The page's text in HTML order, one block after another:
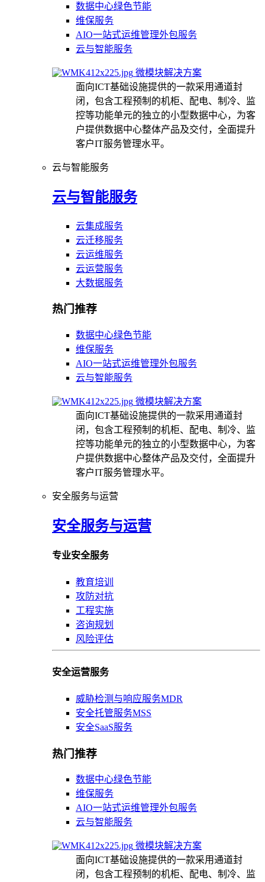
数据中心绿色节能
维保服务
AIO一站式运维管理外包服务
云与智能服务
微模块解决方案
面向ICT基础设施提供的一款采用通道封
闭，包含工程预制的机柜、配电、制冷、监
控等功能单元的独立的小型数据中心，为客
户提供数据中心整体产品及交付，全面提升
客户IT服务管理水平。
云与智能服务
云与智能服务
云集成服务
云迁移服务
云运维服务
云运营服务
大数据服务
热门推荐
数据中心绿色节能
维保服务
AIO一站式运维管理外包服务
云与智能服务
微模块解决方案
面向ICT基础设施提供的一款采用通道封
闭，包含工程预制的机柜、配电、制冷、监
控等功能单元的独立的小型数据中心，为客
户提供数据中心整体产品及交付，全面提升
客户IT服务管理水平。
安全服务与运营
安全服务与运营
专业安全服务
教育培训
攻防对抗
工程实施
咨询规划
风险评估
安全运营服务
威胁检测与响应服务MDR
安全托管服务MSS
安全SaaS服务
热门推荐
数据中心绿色节能
维保服务
AIO一站式运维管理外包服务
云与智能服务
微模块解决方案
面向ICT基础设施提供的一款采用通道封
闭，包含工程预制的机柜、配电、制冷、监